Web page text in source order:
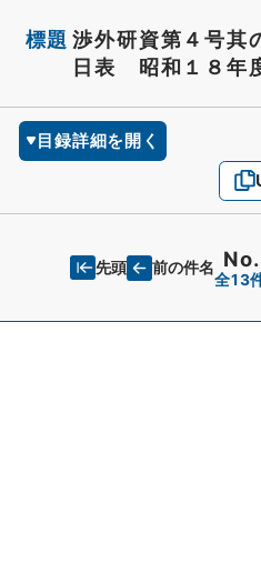
標題 渉外研資第４号
日表 昭和１８年
目録詳細を開く
先頭 前の件名
全13